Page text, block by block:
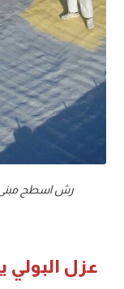
رش اسطح مبنى
عزل البولي